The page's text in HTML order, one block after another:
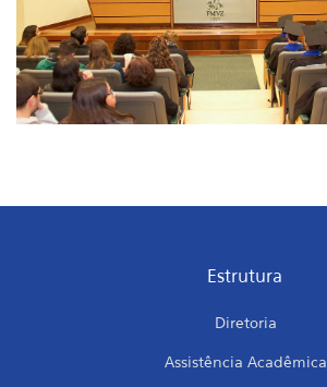
Estrutura
Diretoria
Assistência Acadêmica